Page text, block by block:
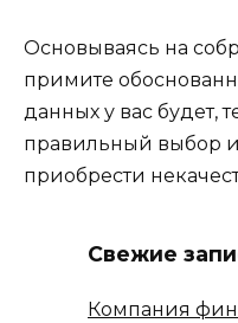
Основываясь на
примите
данных у вас будет,
правильный выбор
приобрести
Свежие
Компания фин